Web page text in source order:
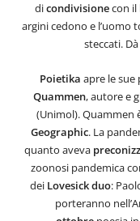
dicondivisionecon il
argini cedono e l’uomo
steccati.
Poietika apre le sue
Quammen, autore e
(Unimol). Quammen
Geographic. La
quanto aveva
zoonosi pandemica
dei Lovesickduo:
porteranno